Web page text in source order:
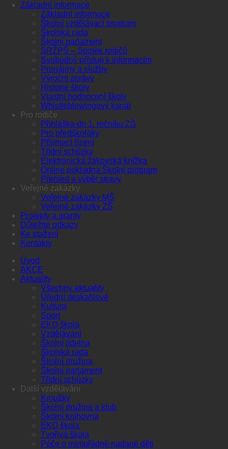
Základní informace
Základní informace
Školní vzdělávací program
Školská rada
Školní parlament
SRŽPŠ – Spolek rodičů
Svobodný přístup k informacím
Pronájmy a služby
Výroční zprávy
Historie školy
Vlastní hodnocení školy
Whistleblowingový kanál
Pro rodiče
Přihláška do 1. ročníku ZŠ
Pro předškoláky
Přijímací řízení
Třídní schůzky
Elektronická žákovská knížka
Online pokladna Školní program
Přehled a výběr stravy
Veřejné zakázky
Veřejné zakázky MŠ
Veřejné zakázky ZŠ
Projekty a granty
Důležité odkazy
Ke stažení
Kontakty
Úvod
AKCE
Aktuality
Všechny aktuality
Úřední deska
Kultura
Sport
EKO škola
Vzdělávání
Školní jídelna
Školská rada
Školní družina
Školní parlament
Třídní schůzky
Další vzdělávání
Kroužky
Školní družina a klub
Školní knihovna
EKO škola
Tvořivá škola
Péče o mimořádně nadané děti